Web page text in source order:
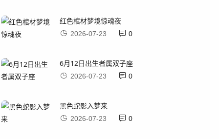
红色棺材梦境惊魂夜
2026-07-23 0
6月12日出生者属双子座
2026-07-23 0
黑色蛇影入梦来
2026-07-23 0